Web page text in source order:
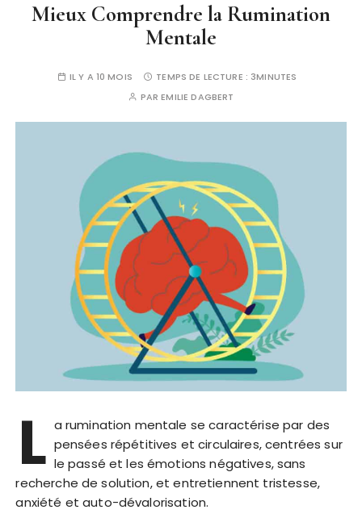
Mieux Comprendre la Rumination
Mentale
IL Y A 10 MOIS TEMPS DE LECTURE : 3MINUTES
PAREMILIE DAGBERT
L a rumination mentale se caractérise par des
pensées répétitives et circulaires, centrées sur
le passé et les émotions négatives, sans
recherche de solution, et entretiennent tristesse,
anxiété et auto-dévalorisation.